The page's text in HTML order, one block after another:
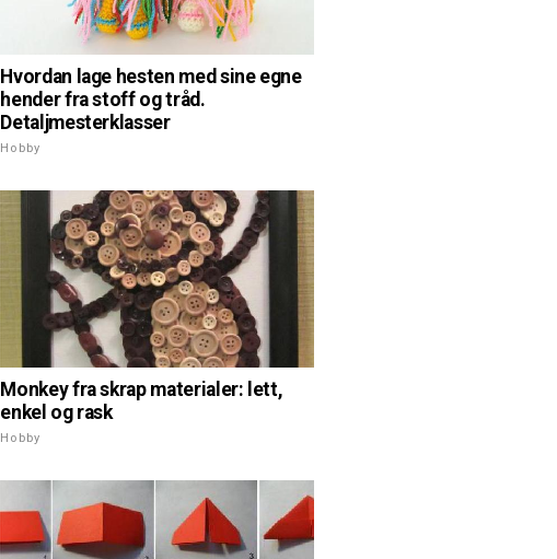
Hvordan lage hesten med sine egne
hender fra stoff og tråd.
Detaljmesterklasser
Hobby
Monkey fra skrap materialer: lett,
enkel og rask
Hobby